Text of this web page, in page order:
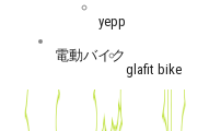
yepp
電動バイク
glafit bike